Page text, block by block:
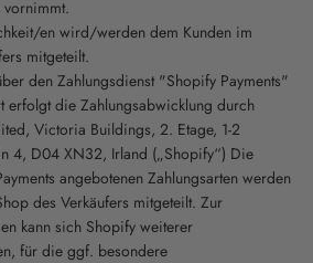
en wird/werden dem Kunden im
mitgeteilt.
den Zahlungsdienst "Shopify Payments"
erfolgt die Zahlungsabwicklung durch
Victoria Buildings, 2. Etage, 1-2
4, D04 XN32, Irland („Shopify“) Die
angebotenen Zahlungsarten werden
des Verkäufers mitgeteilt. Zur
kann sich Shopify weiterer
für die ggf. besondere